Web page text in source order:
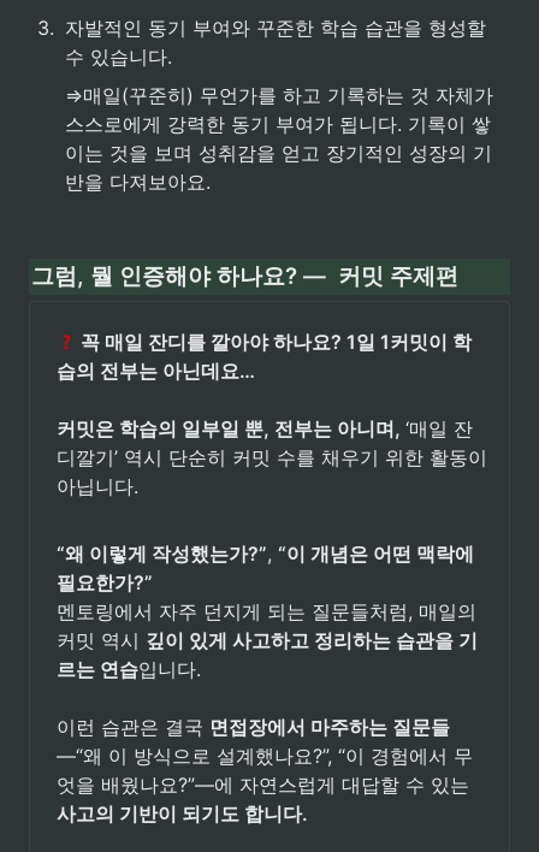
3. 자발적인 동기 부여와 꾸준한 학습 습관을 형성할
수 있습니다.
⇒매일(꾸준히) 무언가를 하고 기록하는 것 자체가
스스로에게 강력한 동기 부여가 됩니다. 기록이 쌓
이는 것을 보며 성취감을 얻고 장기적인 성장의 기
반을 다져보아요.
그럼, 뭘 인증해야 하나요? —  커밋 주제편
꼭 매일 잔디를 깔아야 하나요? 1일 1커밋이 학
커밋은 학습의 일부일 뿐, 전부는 아니며, ‘매일 잔
디깔기’ 역시 단순히 커밋 수를 채우기 위한 활동이
아닙니다.
“왜 이렇게 작성했는가?”, “이 개념은 어떤 맥락에
멘토링에서 자주 던지게 되는 질문들처럼, 매일의
커밋 역시 깊이 있게 사고하고 정리하는 습관을 기
르는 연습입니다.
이런 습관은 결국 면접장에서 마주하는 질문들
—“왜 이 방식으로 설계했나요?”, “이 경험에서 무
사고의 기반이 되기도 합니다.